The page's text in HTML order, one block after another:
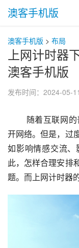
澳客手机版
澳客手机版 > 布局
上网计时器
澳客手机版
发布时间：2024-05-
开网络。但是，过
如影响情感交流
此，怎样合理安排
题。而上网计时器